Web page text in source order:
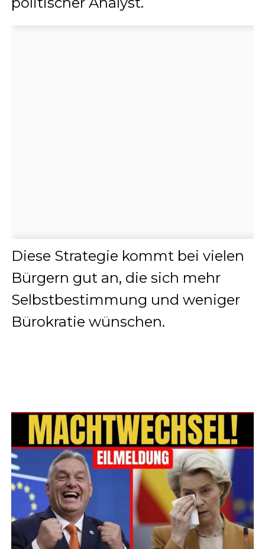
Diese Strategie kommt bei vielen
Bürgern gut an, die sich mehr
Selbstbestimmung und weniger
Bürokratie wünschen.